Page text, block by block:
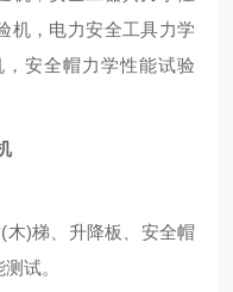
机，电力安全工具力学
安全帽力学性能试验
木)梯、升降板、安全帽
试。